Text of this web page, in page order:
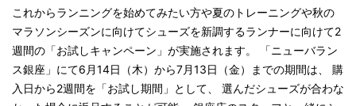
これからランニングを始めてみたい方や夏のトレーニングや秋の
マラソンシーズンに向けてシューズを新調するランナーに向けて2
週間の「お試しキャンペーン」が実施されます。 「ニューバラン
ス銀座」にて6月14日（木）から7月13日（金）までの期間は、 購
入日から2週間を「お試し期間」として、 選んだシューズが合わな